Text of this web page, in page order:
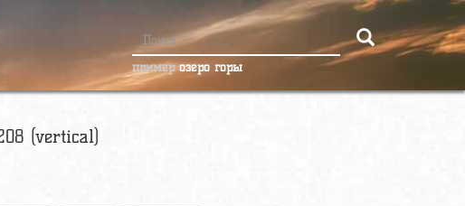
примерозеро горы
(vertical)